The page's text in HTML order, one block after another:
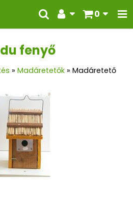
0
fenyő
» Madáretetők » Madáretető